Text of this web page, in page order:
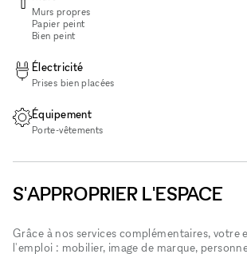
Murs propres
Papier peint
Bien peint
Électricité
Prises bien placées
Équipement
Porte-vêtements
S'APPROPRIER L'ESPACE
Grâce à nos services complémentaires, votre
l'emploi : mobilier, image de marque,